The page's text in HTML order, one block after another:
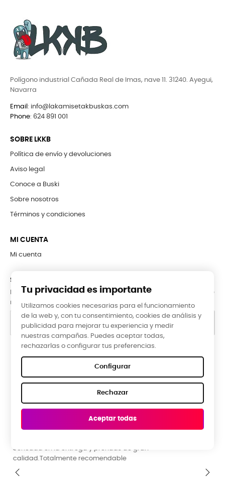
Polígono industrial Cañada Real de Imas, nave 11. 31240. Ayegui,
Navarra
Email : info@lakamisetakbuskas.com
Phone: 624 891 001
SOBRE LKKB
Política de envío y devoluciones
Aviso legal
Conoce a Buski
Sobre nosotros
Términos y condiciones
MI CUENTA
Mi cuenta
SUBCRÍBETE A LA NEWSLETTER
Puede darse de baja en cualquier momento. Para ello, consulte
nuestra información de contacto en el aviso legal.
Google Reviews
★★★★★
Raquel Campos, hace 3 meses
La tienda ideal para una ropa diferente y original. Buena
calidad y precio. Guia de tallas perfecta. Ideal para toda
Tu privacidad es importante
Utilizamos cookies necesarias para el funcionamiento
de la web y, con tu consentimiento, cookies de análisis y
publicidad para mejorar tu experiencia y medir
nuestras campañas. Puedes aceptar todas,
rechazarlas o configurar tus preferencias.
Configurar
Rechazar
Aceptar todas